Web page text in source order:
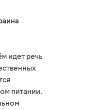
идет речь
питании.